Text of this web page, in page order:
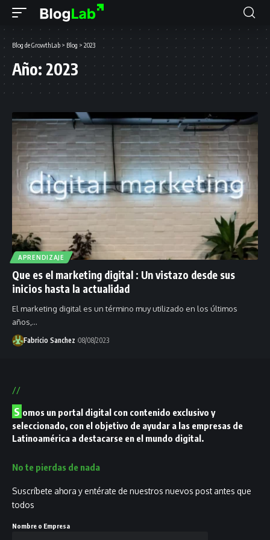
Blog de GrowthLab > Blog > 2023
Año: 2023
APRENDIZAJE
Que es el marketing digital : Un vistazo desde sus
inicios hasta la actualidad
El marketing digital es un término muy utilizado en los últimos
años,…
Fabricio Sanchez 08/08/2023
//
S omos un portal digital con contenido exclusivo y
seleccionado, con el objetivo de ayudar a las empresas de
Latinoamérica a destacarse en el mundo digital.
No te pierdas de nada
Suscríbete ahora y entérate de nuestros nuevos post antes que
todos
Nombre o Empresa